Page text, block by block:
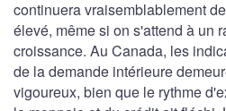
continuera vraisemblablement
élevé, même si on s'attend à un
croissance. Au Canada, les
de la demande intérieure
vigoureux, bien que le rythme